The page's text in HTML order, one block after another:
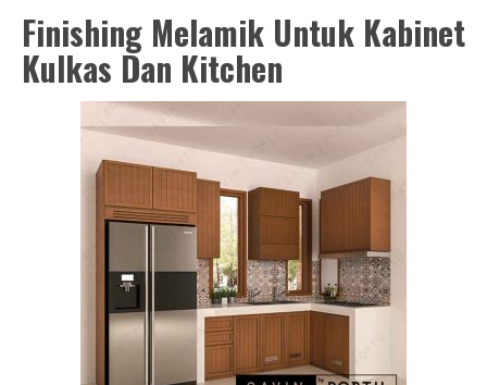
Finishing Melamik Untuk Kabinet
Kulkas Dan Kitchen